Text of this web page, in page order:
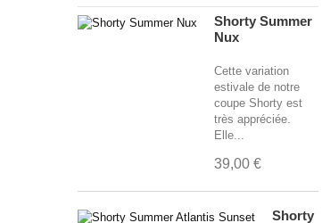
Shorty Summer
Nux
Cette variation
estivale de notre
coupe Shorty est
très appréciée.
Elle...
39,00 €
Shorty